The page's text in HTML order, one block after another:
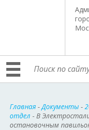
Главная -Документы -
отдел - В
остановочным